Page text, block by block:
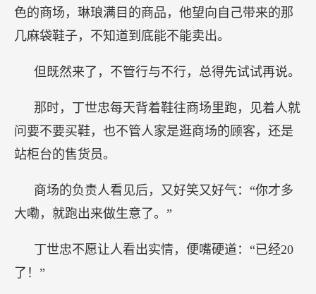
色的商场，琳琅满目的商品，他望向自己带来的那
几麻袋鞋子，不知道到底能不能卖出。
但既然来了，不管行与不行，总得先试试再说。
那时，丁世忠每天背着鞋往商场里跑，见着人就
问要不要买鞋，也不管人家是逛商场的顾客，还是
站柜台的售货员。
商场的负责人看见后，又好笑又好气：“你才多
大嘞，就跑出来做生意了。”
丁世忠不愿让人看出实情，便嘴硬道：“已经20
了！”